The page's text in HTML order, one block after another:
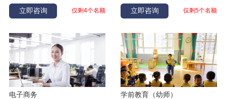
立即咨询
仅剩4个名额
立即咨询
仅剩5个名额
电子商务
学前教育（幼师）
马子雯 幼儿教育 黑龙江鹤岗
孙仁伟 计算机应用 吉林长春
辽宁阜新
吴越 电气自动化 内蒙古兴安盟
苏巧薇 休闲体育 辽宁盘锦